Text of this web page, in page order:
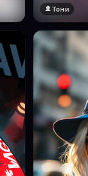
🔞 18+
Натисни за
Тони